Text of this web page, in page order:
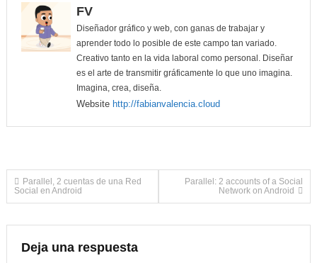
FV
Diseñador gráfico y web, con ganas de trabajar y
aprender todo lo posible de este campo tan variado.
Creativo tanto en la vida laboral como personal. Diseñar
es el arte de transmitir gráficamente lo que uno imagina.
Imagina, crea, diseña.
Website http://fabianvalencia.cloud
Navegación
entradas
Parallel, 2 cuentas de una Red
Social en Android
Parallel: 2 accounts of a Social
Network on Android
Deja una respuesta